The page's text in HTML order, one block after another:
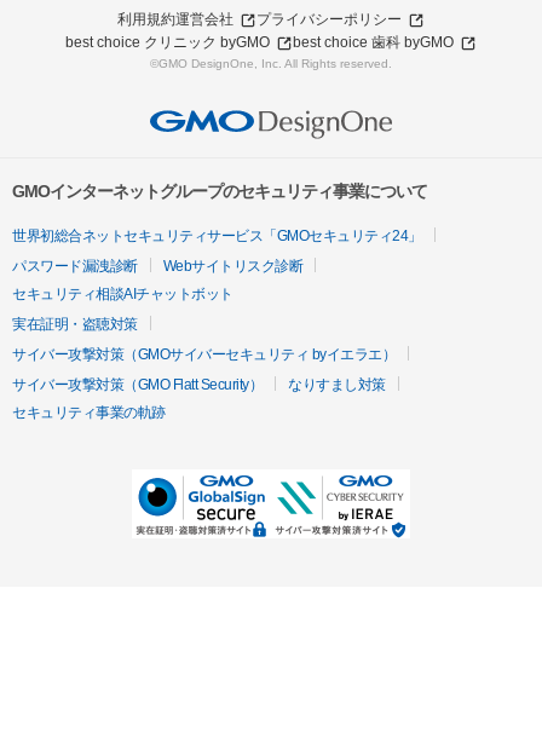
利用規約運営会社
プライバシーポリシー
best choice クリニック byGMO
best choice 歯科 byGMO
©GMO DesignOne, Inc. All Rights reserved.
GMOインターネットグループのセキュリティ事業について
世界初総合ネットセキュリティサービス「GMOセキュリティ24」
パスワード漏洩診断
Webサイトリスク診断
セキュリティ相談AIチャットボット
実在証明・盗聴対策
サイバー攻撃対策（GMOサイバーセキュリティ byイエラエ）
サイバー攻撃対策（GMO Flatt Security）
なりすまし対策
セキュリティ事業の軌跡